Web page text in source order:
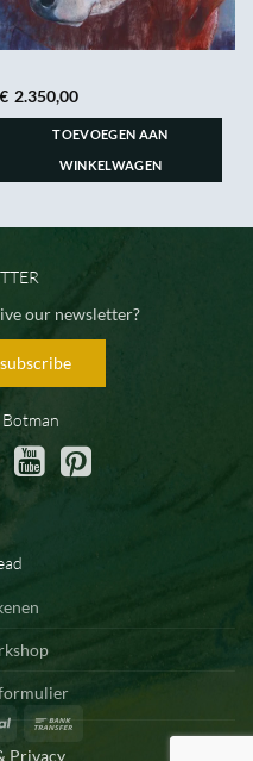
€ 2.350,00
TOEVOEGEN AAN
WINKELWAGEN
our newsletter?
Botman
PayPal
Privacy